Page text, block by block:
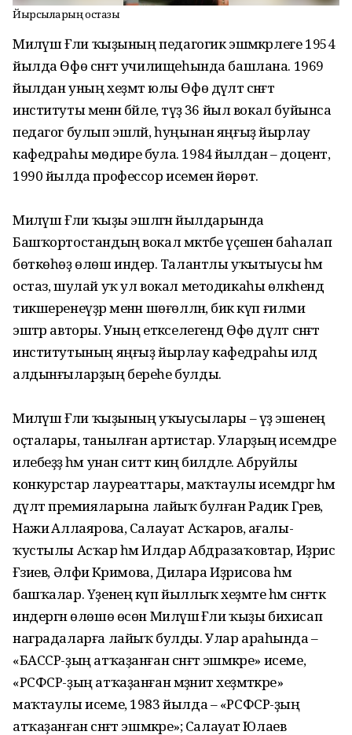
Йырсыларҙың остазы
Миләүшә Ғәли ҡыҙының педагогик эшмәкәрлеге 1954
йылда Өфө сәнғәт училищеһында башлана. 1969
йылдан уның хеҙмәт юлы Өфө дәүләт сәнғәт
институты менән бәйле, тәүҙә 36 йыл вокал буйынса
педагог булып эшләй, һуңынан яңғыҙ йырлау
кафедраһы мөдире була. 1984 йылдан – доцент,
1990 йылда профессор исемен йөрөтә.
Миләүшә Ғәли ҡыҙы эшләгән йылдарында
Башҡортостандың вокал мәктәбе үҫешенә баһалап
бөткөһөҙ өлөш индерә. Талантлы уҡытыусы һәм
остаз, шулай уҡ ул вокал методикаһы өлкәһендә
тикшеренеүҙәр менән шөғөлләнә, бик күп ғилми
эштәр авторы. Уның етәкселегендә Өфө дәүләт сәнғәт
институтының яңғыҙ йырлау кафедраһы илдә
алдынғыларҙың береһе булды.
Миләүшә Ғәли ҡыҙының уҡыусылары – үҙ эшенең
оҫталары, танылған артистар. Уларҙың исемдәре
илебеҙҙә һәм унан ситтә киң билдәле. Абруйлы
конкурстар лауреаттары, маҡтаулы исемдәргә һәм
дәүләт премияларына лайыҡ булған Радик Гәрәев,
Нажиә Аллаярова, Салауат Асҡаров, ағалы-
ҡустылы Асҡар һәм Илдар Абдразаҡовтар, Иҙрис
Ғәзиев, Әлфиә Кәримова, Дилара Иҙрисова һәм
башҡалар. Үҙенең күп йыллыҡ хеҙмәте һәм сәнғәткә
индергән өлөшө өсөн Миләүшә Ғәли ҡыҙы бихисап
наградаларға лайыҡ булды. Улар араһында –
«БАССР-ҙың атҡаҙанған сәнғәт эшмәкәре» исеме,
«РСФСР-ҙың атҡаҙанған мәҙәниәт хеҙмәткәре»
маҡтаулы исеме, 1983 йылда – «РСФСР-ҙың
атҡаҙанған сәнғәт эшмәкәре»; Салауат Юлаев